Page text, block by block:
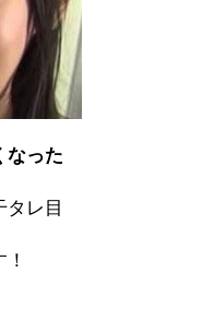
なった
タレ目